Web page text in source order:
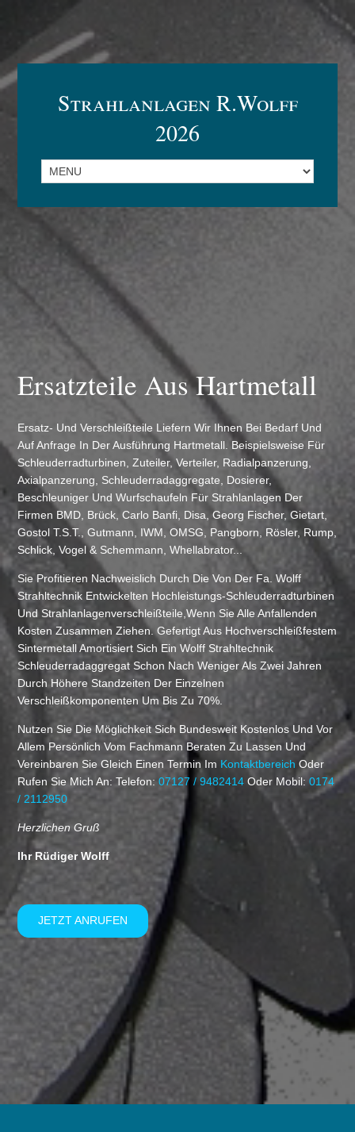
Strahlanlagen R.Wolff
2026
Ersatzteile Aus Hartmetall
Ersatz- Und Verschleißteile Liefern Wir Ihnen Bei Bedarf Und
Auf Anfrage In Der Ausführung Hartmetall. Beispielsweise Für
Schleuderradturbinen, Zuteiler, Verteiler, Radialpanzerung,
Axialpanzerung, Schleuderradaggregate, Dosierer,
Beschleuniger Und Wurfschaufeln Für Strahlanlagen Der
Firmen BMD, Brück, Carlo Banfi, Disa, Georg Fischer, Gietart,
Gostol T.S.T., Gutmann, IWM, OMSG, Pangborn, Rösler, Rump,
Schlick, Vogel & Schemmann, Whellabrator...
Sie Profitieren Nachweislich Durch Die Von Der Fa. Wolff
Strahltechnik Entwickelten Hochleistungs-Schleuderradturbinen
Und Strahlanlagenverschleißteile,wenn Sie Alle Anfallenden
Kosten Zusammen Ziehen. Gefertigt Aus Hochverschleißfestem
Sintermetall Amortisiert Sich Ein Wolff Strahltechnik
Schleuderradaggregat Schon Nach Weniger Als Zwei Jahren
Durch Höhere Standzeiten Der Einzelnen
Verschleißkomponenten Um Bis Zu 70%.
Nutzen Sie Die Möglichkeit Sich Bundesweit Kostenlos Und Vor
Allem Persönlich Vom Fachmann Beraten Zu Lassen Und
Vereinbaren Sie Gleich Einen Termin Im Kontaktbereich Oder
Rufen Sie Mich An: Telefon:07127 / 9482414 Oder Mobil:0174
/ 2112950
Herzlichen Gruß
Ihr Rüdiger Wolff
JETZT ANRUFEN